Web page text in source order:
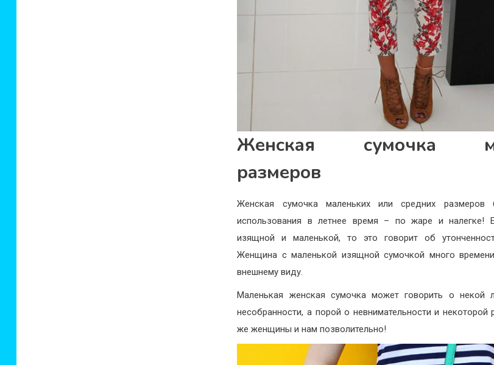
Женская сумочка
размеров
Женская сумочка маленьких или средних
использования в летнее время – по жаре и налегке!
изящной и маленькой, то это говорит об
Женщина с маленькой изящной сумочкой много
внешнему виду.
Маленькая женская сумочка может говорить о некой
несобранности, а порой о невнимательности и некоторой
же женщины и нам позволительно!